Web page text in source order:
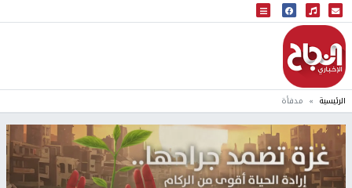
البث المباشر
إذاعة النجاح
الرئيسية مدفأة